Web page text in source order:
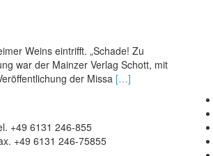
Weins eintrifft. „Schade! Zu
war der Mainzer Verlag Schott, mit
der Missa Read
[…]
+49 6131 246-855
+49 6131 246-75855